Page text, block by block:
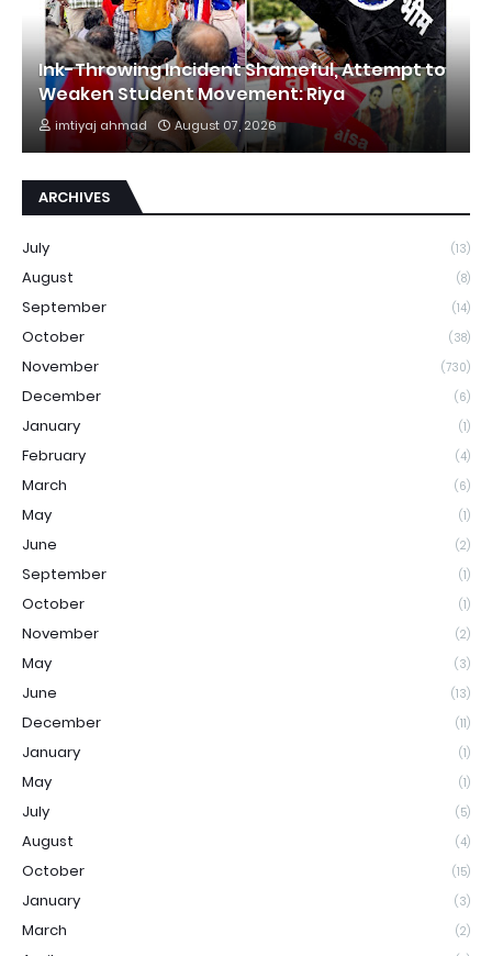
Ink-Throwing Incident Shameful, Attempt to
Weaken Student Movement: Riya
imtiyaj ahmad August 07, 2026
ARCHIVES
July (13)
August (8)
September (14)
October (38)
November (730)
December (6)
January (1)
February (4)
March (6)
May (1)
June (2)
September (1)
October (1)
November (2)
May (3)
June (13)
December (11)
January (1)
May (1)
July (5)
August (4)
October (15)
January (3)
March (2)